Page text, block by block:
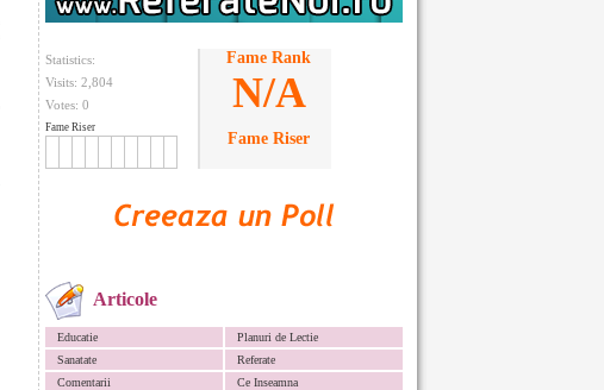
Statistics:
Visits: 2,804
Votes: 0
Fame Riser
Fame Rank
N/A
Fame Riser
Articole
Educatie
Planuri de Lectie
Sanatate
Referate
Comentarii
Ce Inseamna